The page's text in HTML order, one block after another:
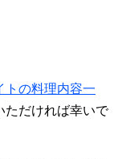
トの料理内容一
ただければ幸いで